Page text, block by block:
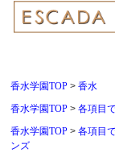
香水学園TOP
香水
香水学園TOP
各項目
香水学園TOP
各項目
ンズ